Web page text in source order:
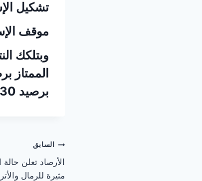
تشكيل
موقف
وبتلكك
برصيد 30 نقطة.
تصفّح
المقالات
السابق
الأرصاد تعلن
مثيرة للرمال